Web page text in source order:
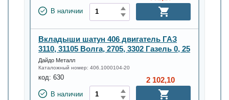
В наличии
Вкладыши шатун 406 двигатель ГАЗ
3110, 31105 Волга, 2705, 3302 Газель 0, 25
Дайдо Металл
Каталожный номер: 406.1000104-20
код: 630
В наличии
2 102,10